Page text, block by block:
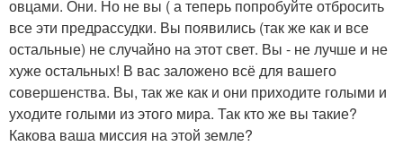
овцами. Они. Но не вы ( а теперь попробуйте отбросить
все эти предрассудки. Вы появились (так же как и все
остальные) не случайно на этот свет. Вы - не лучше и не
хуже остальных! В вас заложено всё для вашего
совершенства. Вы, так же как и они приходите голыми и
уходите голыми из этого мира. Так кто же вы такие?
Какова ваша миссия на этой земле?